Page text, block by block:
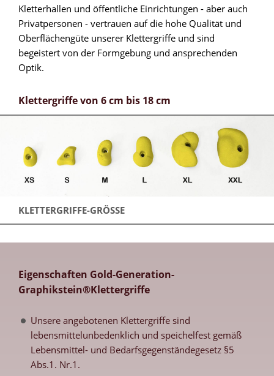
Kletterhallen und öffentliche Einrichtungen - aber auch
Privatpersonen - vertrauen auf die hohe Qualität und
Oberflächengüte unserer Klettergriffe und sind
begeistert von der Formgebung und ansprechenden
Optik.
Klettergriffe von 6 cm bis 18 cm
KLETTERGRIFFE-GRÖSSE
Eigenschaften Gold-Generation-
Graphikstein®Klettergriffe
Unsere angebotenen Klettergriffe sind
lebensmittelunbedenklich und speichelfest gemäß
Lebensmittel- und Bedarfsgegenständegesetz §5
Abs.1. Nr.1.